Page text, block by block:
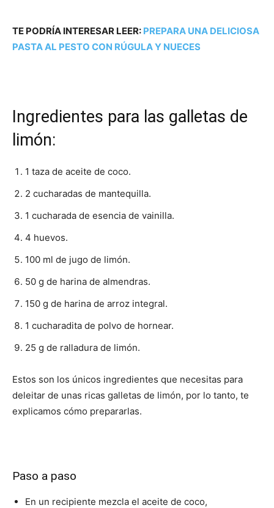
TE PODRÍA INTERESAR LEER: PREPARA UNA DELICIOSA
PASTA AL PESTO CON RÚGULA Y NUECES
Ingredientes para las galletas de
limón:
1 taza de aceite de coco.
2 cucharadas de mantequilla.
1 cucharada de esencia de vainilla.
4 huevos.
100 ml de jugo de limón.
50 g de harina de almendras.
150 g de harina de arroz integral.
1 cucharadita de polvo de hornear.
25 g de ralladura de limón.
Estos son los únicos ingredientes que necesitas para
deleitar de unas ricas galletas de limón, por lo tanto, te
explicamos cómo prepararlas.
Paso a paso
En un recipiente mezcla el aceite de coco,